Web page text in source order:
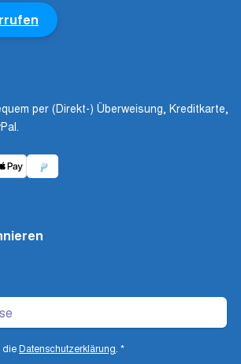
per (Direkt-) Überweisung, Kreditkarte,
dieDatenschutzerklärung *